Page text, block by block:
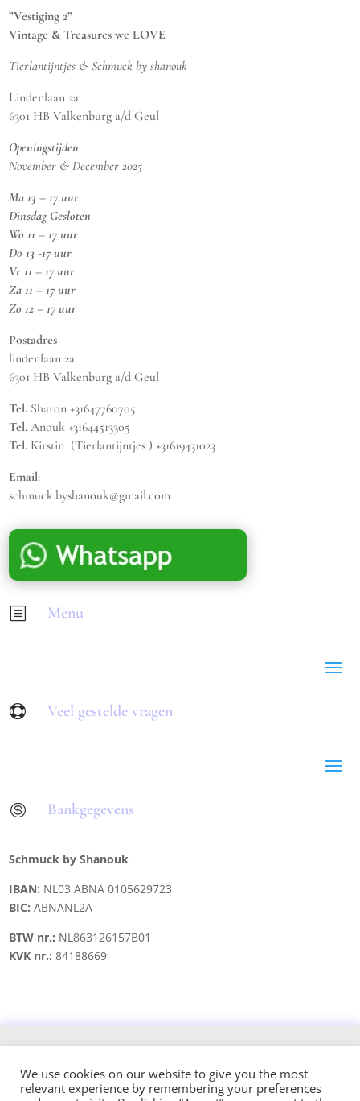
”Vestiging 2”
Vintage & Treasures we LOVE
Tierlantijntjes & Schmuck by shanouk
Lindenlaan 2a
6301 HB Valkenburg a/d Geul
Openingstijden
November & December 2025
Ma 13 – 17 uur
Dinsdag Gesloten
Wo 11 – 17 uur
Do 13 -17 uur
Vr 11 – 17 uur
Za 11 – 17 uur
Zo 12 – 17 uur
Postadres
lindenlaan 2a
6301 HB Valkenburg a/d Geul
Tel. Sharon +31647760705
Tel. Anouk +31644513305
Tel. Kirstin (Tierlantijntjes ) +31619431023
Email:
schmuck.byshanouk@gmail.com
b Menu
 Veel gestelde vragen
 Bankgegevens
Schmuck by Shanouk
IBAN: NL03 ABNA 0105629723
BIC: ABNANL2A
BTW nr.: NL863126157B01
KVK nr.:84188669
We use cookies on our website to give you the most
relevant experience by remembering your preferences